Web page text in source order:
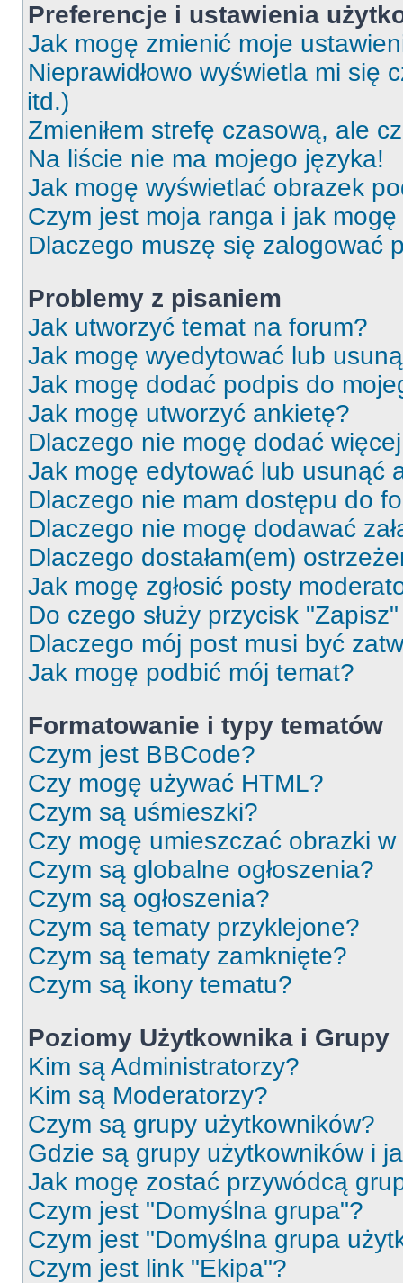
Preferencje i ustawienia
Jak mogę zmienić moje
Nieprawidłowo wyświetla mi się
itd.)
Zmieniłem strefę czasową, ale
Na liście nie ma mojego języka!
Jak mogę wyświetlać obrazek
Czym jest moja ranga i jak
Dlaczego muszę się zalogować
Problemy z pisaniem
Jak utworzyć temat na forum?
Jak mogę wyedytować lub
Jak mogę dodać podpis do
Jak mogę utworzyć ankietę?
Dlaczego nie mogę dodać
Jak mogę edytować lub usunąć
Dlaczego nie mam dostępu do
Dlaczego nie mogę dodawać
Dlaczego dostałam(em)
Jak mogę zgłosić posty
Do czego służy przycisk
Dlaczego mój post musi być
Jak mogę podbić mój temat?
Formatowanie i typy tematów
Czym jest BBCode?
Czy mogę używać HTML?
Czym są uśmieszki?
Czy mogę umieszczać obrazki
Czym są globalne ogłoszenia?
Czym są ogłoszenia?
Czym są tematy przyklejone?
Czym są tematy zamknięte?
Czym są ikony tematu?
Poziomy Użytkownika i Grupy
Kim są Administratorzy?
Kim są Moderatorzy?
Czym są grupy użytkowników?
Gdzie są grupy użytkowników i
Jak mogę zostać przywódcą
Czym jest "Domyślna grupa"?
Czym jest "Domyślna grupa
Czym jest link "Ekipa"?